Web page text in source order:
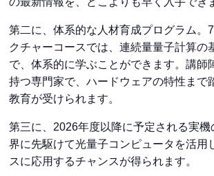
第二に、体系的な人材育成プログラム。
クチャーコースでは、連続量量子計算の
で、体系的に学ぶことができます。講師
持つ専門家で、ハードウェアの特性まで
教育が受けられます。
第三に、2026年度以降に予定される実
界に先駆けて光量子コンピュータを活用
スに応用するチャンスが得られます。